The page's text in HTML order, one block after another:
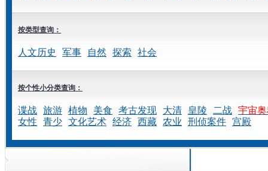
按类型查询：
人文历史 军事 自然 探索 社会
按个性小分类查询：
谍战 旅游 植物 美食 考古发现 大清 皇陵 二战 宇宙
女性
青少 文化艺术 经济 西藏 农业 刑侦案件 宫殿